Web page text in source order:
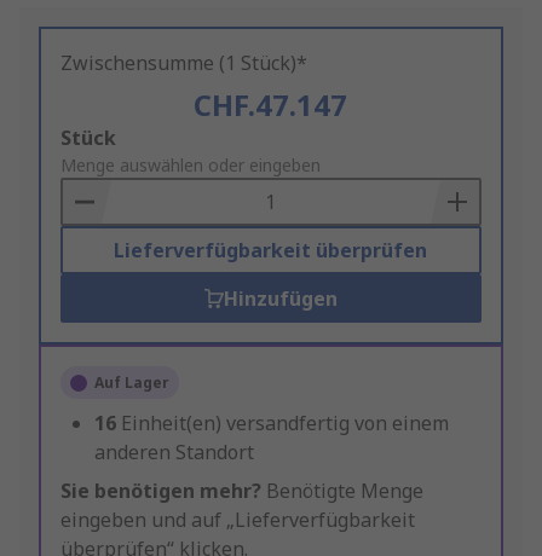
Zwischensumme (1 Stück)*
CHF.47.147
Add
to
Basket
Stück
Menge auswählen oder eingeben
Lieferverfügbarkeit überprüfen
Hinzufügen
Auf Lager
16 Einheit(en) versandfertig von einem
anderen Standort
Sie benötigen mehr? Benötigte Menge
eingeben und auf „Lieferverfügbarkeit
überprüfen“ klicken.